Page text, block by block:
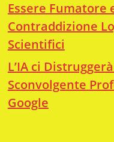
Essere Fumatore
Contraddizione
Scientifici
L’IA ci
Sconvolgente
Google